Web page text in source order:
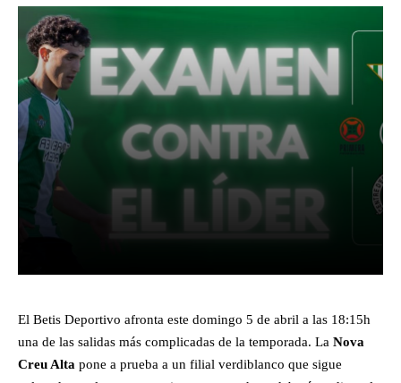
El Betis Deportivo afronta este domingo 5 de abril a las 18:15h
una de las salidas más complicadas de la temporada. La Nova
Creu Alta pone a prueba a un filial verdiblanco que sigue